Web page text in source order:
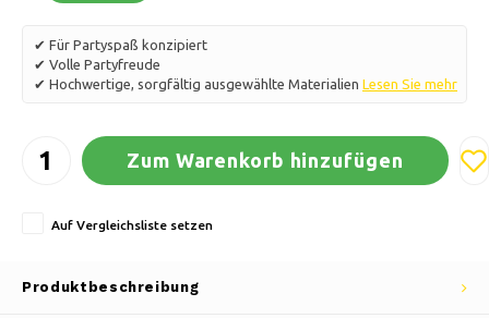
✔ Für Partyspaß konzipiert
✔ Volle Partyfreude
✔ Hochwertige, sorgfältig ausgewählte Materialien Lesen Sie mehr
Zum Warenkorb hinzufügen
Auf Vergleichsliste setzen
Produktbeschreibung